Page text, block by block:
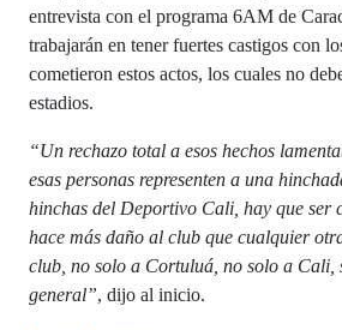
entrevista con el programa 6AM de
trabajarán en tener fuertes castigos con
cometieron estos actos, los cuales no
estadios.
“Un rechazo total a esos hechos
esas personas representen a una
hinchas del Deportivo Cali, hay que ser
hace más daño al club que cualquier
club, no solo a Cortuluá, no solo a Cali,
general”, dijo al inicio.